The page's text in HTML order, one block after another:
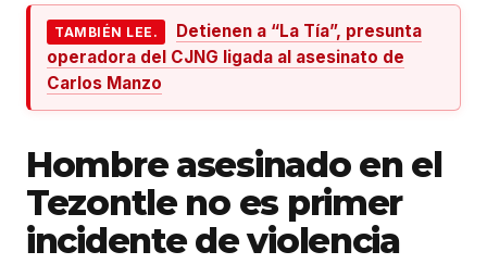
TAMBIÉN LEE.
Detienen a “La Tía”, presunta
operadora del CJNG ligada al asesinato de
Carlos Manzo
Hombre asesinado en el
Tezontle no es primer
incidente de violencia